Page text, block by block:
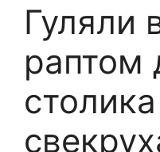
Гуляли
раптом